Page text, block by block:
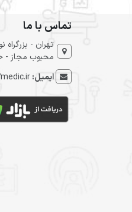
تماس با ما
تهران -
محبوب مجاز -
ایمیل: